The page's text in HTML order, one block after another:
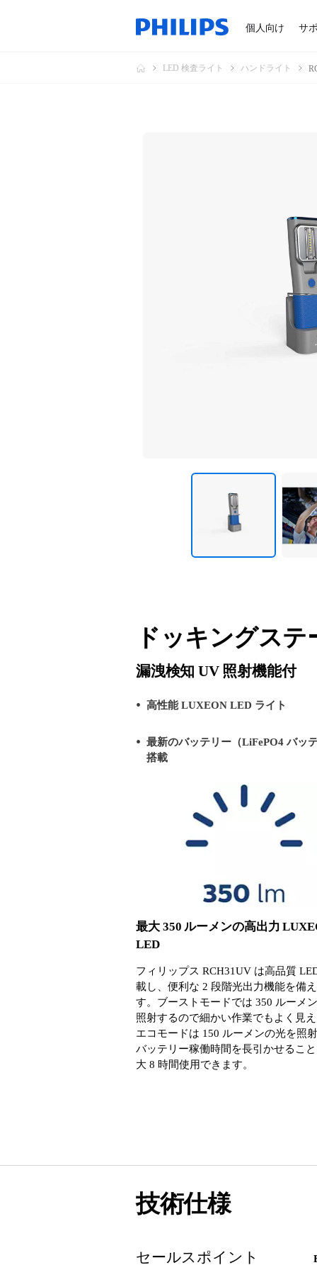
個人向け サ
LED 検査ライト ハンドライト
ドッキングス
漏洩検知 UV 照射機能付
高性能 LUXEON LED ライト
最新のバッテリー（LiFePO4 バッ
搭載
最大 350 ルーメンの高出力
LED
フィリップス RCH31UV は高品質
載し、便利な 2 段階光出力機能を備
す。ブーストモードでは 350 ルーメ
照射するので細かい作業でもよく見
エコモードは 150 ルーメンの光を照
バッテリー稼働時間を長引かせるこ
大 8 時間使用できます。
技術仕様
セールスポイント